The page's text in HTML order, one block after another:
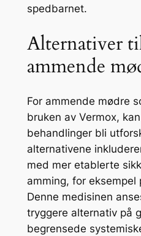
spedbarnet.
Alternativer
ammende
For ammende mødre
bruken av Vermox,
behandlinger bli
alternativene
med mer etablerte
amming, for eksempel
Denne medisinen
tryggere alternativ på
begrensede